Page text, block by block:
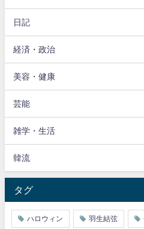
日記
経済・政治
美容・健康
芸能
雑学・生活
韓流
タグ
ハロウィン 羽生結弦